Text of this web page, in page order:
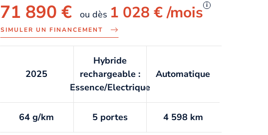
71 890 € ou dès 1 028 €/mois i
SIMULER UN FINANCEMENT
2025
Hybride
rechargeable :
Essence/Electrique
Automatique
64 g/km 5 portes 4 598 km